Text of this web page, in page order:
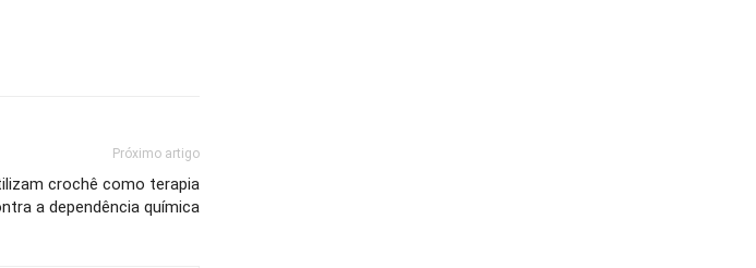
Próximo artigo
crochê como terapia
a dependência química